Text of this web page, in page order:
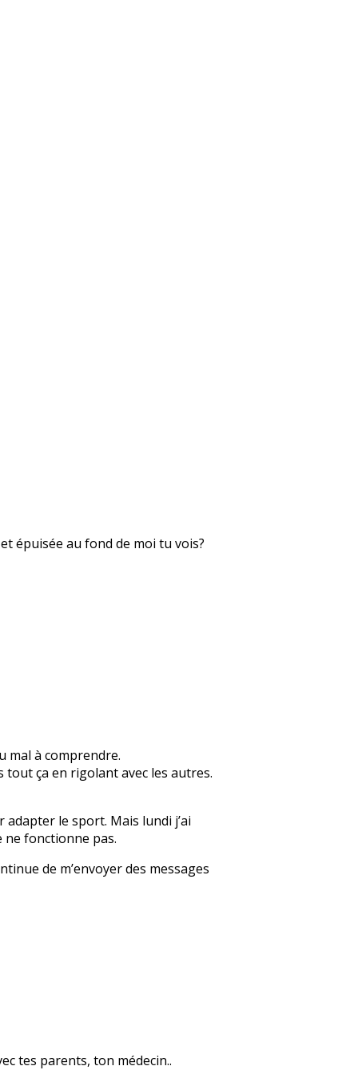
épuisée au fond de moi tu vois?
mal à comprendre.
tout ça en rigolant avec les autres.
le sport. Mais lundi j’ai
ne fonctionne pas.
de m’envoyer des messages
tes parents, ton médecin..